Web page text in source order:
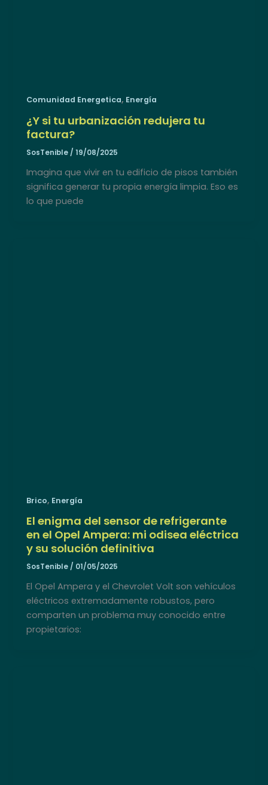
Comunidad Energetica, Energía
¿Y si tu urbanización redujera tu
factura?
SosTenible /19/08/2025
Imagina que vivir en tu edificio de pisos también
significa generar tu propia energía limpia. Eso es
lo que puede
Brico, Energía
El enigma del sensor de refrigerante
en el Opel Ampera: mi odisea eléctrica
y su solución definitiva
SosTenible/ 01/05/2025
El Opel Ampera y el Chevrolet Volt son vehículos
eléctricos extremadamente robustos, pero
comparten un problema muy conocido entre
propietarios: